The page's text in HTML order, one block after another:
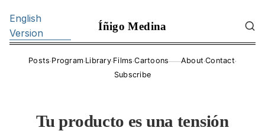
English
Version
Íñigo Medina
Posts·Program·Library·Films·Cartoons——About·Contact·
Subscribe
Tu producto es una tensión